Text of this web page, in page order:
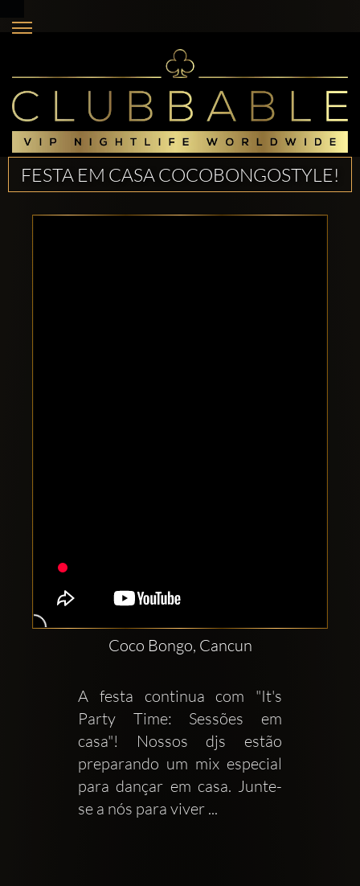
sociaux
Clubbable:
FESTA EM CASA COCOBONGOSTYLE!
Coco Bongo, Cancun
A festa continua com "It's
Party Time: Sessões em
casa"! Nossos djs estão
preparando um mix especial
para dançar em casa. Junte-
se a nós para viver ...